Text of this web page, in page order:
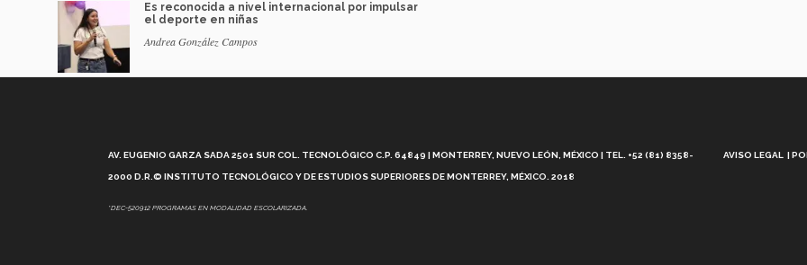
Es reconocida a nivel internacional por impulsar
el deporte en niñas
Andrea González Campos
AV. EUGENIO GARZA SADA 2501 SUR COL. TECNOLÓGICO C.P. 64849 | MONTERREY, NUEVO LEÓN, MÉXICO | TEL. +52 (81) 8358-
2000 D.R.© INSTITUTO TECNOLÓGICO Y DE ESTUDIOS SUPERIORES DE MONTERREY, MÉXICO. 2018
*DEC-520912 PROGRAMAS EN MODALIDAD ESCOLARIZADA.
AVISO LEGAL